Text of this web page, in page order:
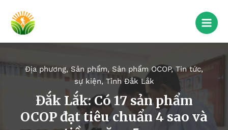
Địa phương, Sản phẩm, Sản phẩm OCOP,Tin tức,
sự kiện, Tỉnh Đắk Lắk
Đắk Lắk: Có 17 sản phẩm
OCOP đạt tiêu chuẩn 4 sao và